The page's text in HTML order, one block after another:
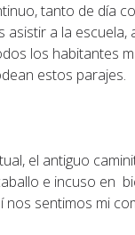
tanto de día
a la escuela,
los habitantes
estos parajes.
el antiguo
e incuso en
nos sentimos mi